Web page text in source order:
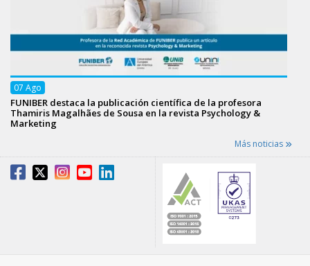
07 Ago
FUNIBER destaca la publicación científica de la profesora
Thamiris Magalhães de Sousa en la revista Psychology &
Marketing
Más noticias